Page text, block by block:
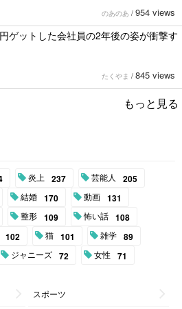
のあのあ / 954 views
ゲットした会社員の2年後の姿が衝撃す
たくやま / 845 views
もっと見る
炎上 237 芸能人 205
結婚 170 動画 131
整形 109 怖い話 108
102 猫 101 雑学 89
ジャニーズ 72 女性 71
スポーツ